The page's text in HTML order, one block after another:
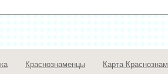
Краснознаменцы Карта